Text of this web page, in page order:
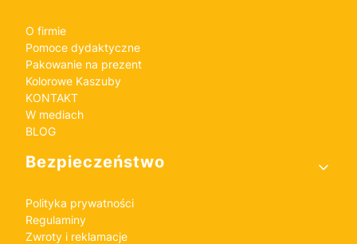
O firmie
Pomoce dydaktyczne
Pakowanie na prezent
Kolorowe Kaszuby
KONTAKT
W mediach
BLOG
Bezpieczeństwo
Polityka prywatności
Regulaminy
Zwroty i reklamacje